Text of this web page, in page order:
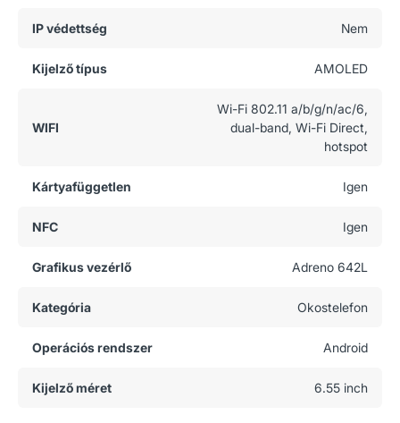
IP védettség Nem
Kijelző típus AMOLED
WIFI
Wi-Fi 802.11 a/b/g/n/ac/6,
dual-band, Wi-Fi Direct,
hotspot
Kártyafüggetlen Igen
NFC Igen
Grafikus vezérlő Adreno 642L
Kategória Okostelefon
Operációs rendszer Android
Kijelző méret 6.55 inch